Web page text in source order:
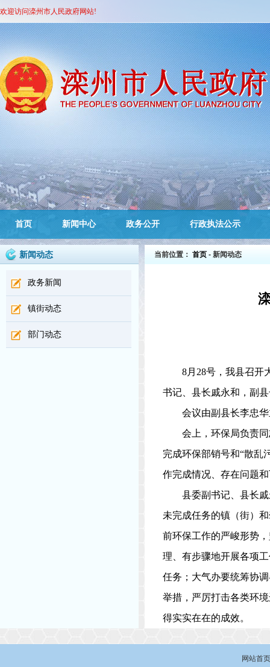
欢迎访问滦州市人民政府网站!
首页 新闻中心 政务公开 行政执法公示
新闻动态
政务新闻
镇街动态
部门动态
当前位置： 首页 - 新闻动态
8月 28号，我县召开
书记、县长戚永和，副
会议由副县长李忠
会上，环保局负责
完成环保部销号和“散乱
作完成情况、存在问题
县委副书记、县长
未完成任务的镇（街）
前环保工作的严峻形势
理、有步骤地开展各项
任务；大气办要统筹协
举措，严厉打击各类环
得实实在在的成效。
网站首页